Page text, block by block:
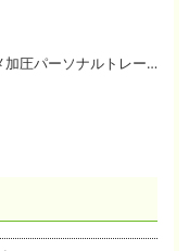
愛知県東海市オススメ加圧パーソナルトレーニングジム One❣️